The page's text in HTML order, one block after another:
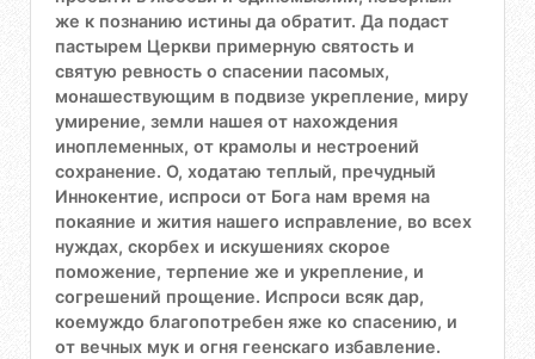
же к познанию истины да обратит. Да подаст
пастырем Церкви примерную святость и
святую ревность о спасении пасомых,
монашествующим в подвизе укрепление, миру
умирение, земли нашея от нахождения
иноплеменных, от крамолы и нестроений
сохранение. О, ходатаю теплый, пречудный
Иннокентие, испроси от Бога нам время на
покаяние и жития нашего исправление, во всех
нуждах, скорбех и искушениях скорое
поможение, терпение же и укрепление, и
согрешений прощение. Испроси всяк дар,
коемуждо благопотребен яже ко спасению, и
от вечных мук и огня геенскаго избавление.